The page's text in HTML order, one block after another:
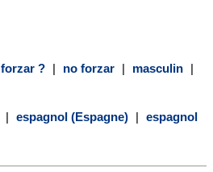
forzar ? | no forzar | masculin |
| espagnol (Espagne) | espagnol